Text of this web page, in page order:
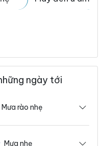
ngày tới
Mưa rào nhẹ
Mưa nhẹ